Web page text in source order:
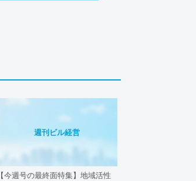
週刊ビル経営
【今週号の最終面特集】地域活性